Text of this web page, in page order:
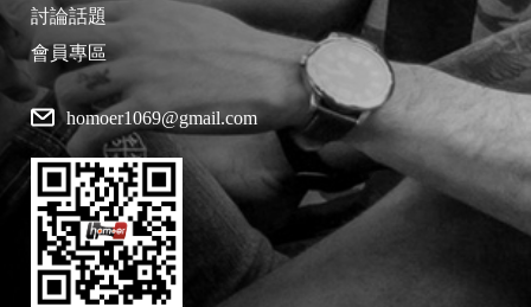
討論話題
會員專區
homoer1069@gmail.com